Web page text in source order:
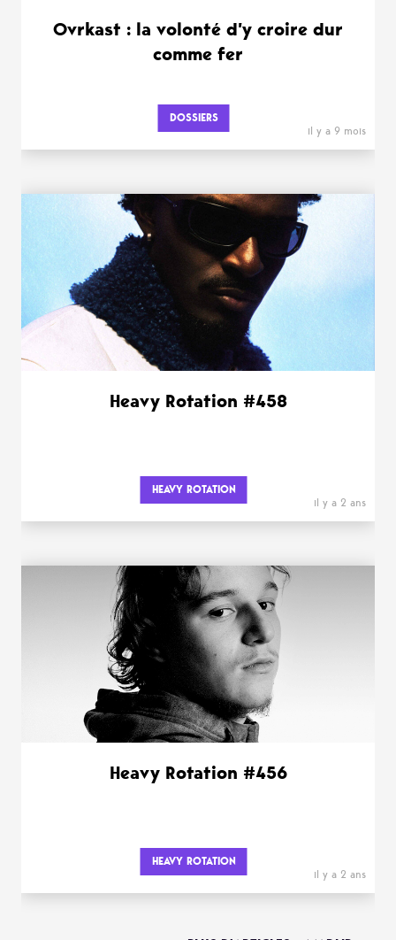
Ovrkast : la volonté d’y croire dur
comme fer
DOSSIERS
il y a 9 mois
Heavy Rotation #458
HEAVY ROTATION
il y a 2 ans
Heavy Rotation #456
HEAVY ROTATION
il y a 2 ans